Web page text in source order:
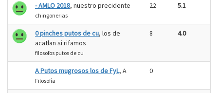
- AMLO 2018, nuestro precidente
chingonerias
22 5.1
0 pinches putos de cu, los de
acatlan si rifamos
filosofos putos de cu
8 4.0
A Putos mugrosos los de FyL, A
Filosofía
0